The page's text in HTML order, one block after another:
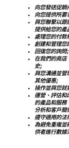
向您發送促銷
向您提供所要
與您聯繫以跟
提供給您的產
處理您的付款
創建和管理您
回復您的詢問;
在我們的商店
史;
與您溝通並管
其他優惠;
操作並與您
運營、評估和
的產品和服務
分析和客戶關
遵守適用的法
為避免重複並
供者進行數據